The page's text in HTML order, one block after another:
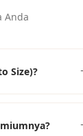
Anda
Size)?